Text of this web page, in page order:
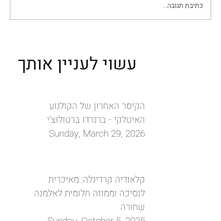
כתיבת תגובה...
הקיסר האחרון של הקולנוע
האיטלקי - ברנרדו ברטולוצ'י
Sunday, March 29, 2026
קלאודיה קרדינלה: מאיכרית
לנסיכה וממוזה חלומית לאלמנה
שחורה
עשוי לעניין אותך